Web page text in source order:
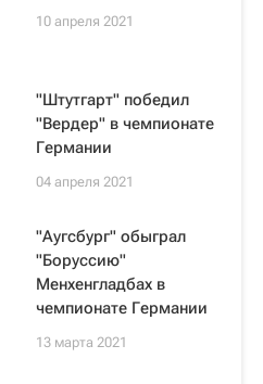
10 апреля 2021
"Штутгарт" победил
"Вердер" в чемпионате
Германии
04 апреля 2021
"Аугсбург" обыграл
"Боруссию"
Менхенгладбах в
чемпионате Германии
13 марта 2021